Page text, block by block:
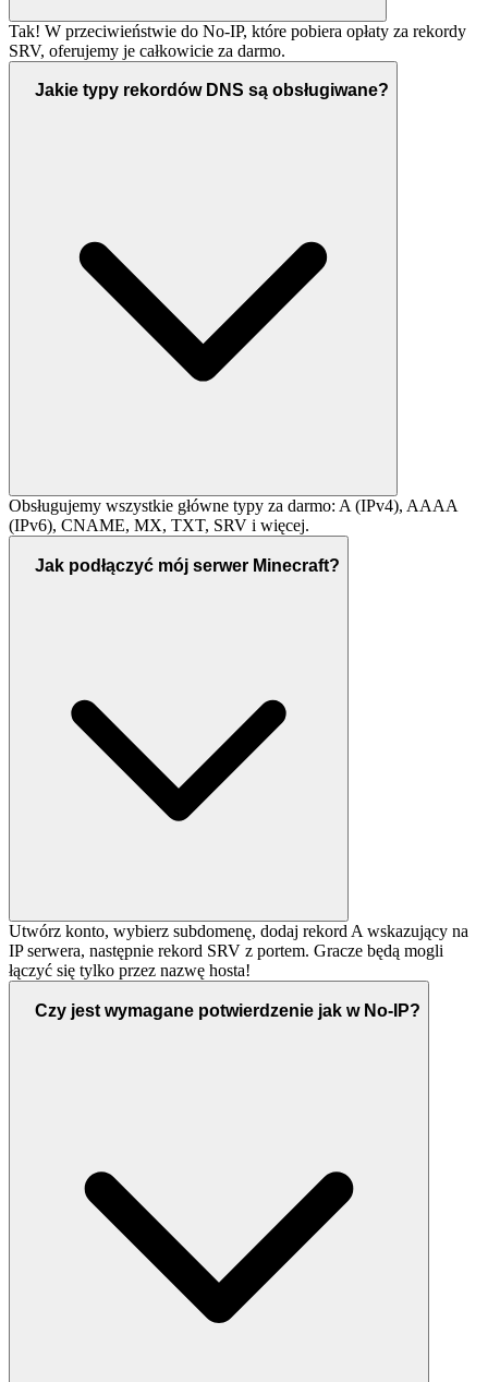
Tak! W przeciwieństwie do No-IP, które pobiera opłaty za rekordy
SRV, oferujemy je całkowicie za darmo.
Jakie typy rekordów DNS są obsługiwane?
Obsługujemy wszystkie główne typy za darmo: A (IPv4), AAAA
(IPv6), CNAME, MX, TXT, SRV i więcej.
Jak podłączyć mój serwer Minecraft?
Utwórz konto, wybierz subdomenę, dodaj rekord A wskazujący na
IP serwera, następnie rekord SRV z portem. Gracze będą mogli
łączyć się tylko przez nazwę hosta!
Czy jest wymagane potwierdzenie jak w No-IP?